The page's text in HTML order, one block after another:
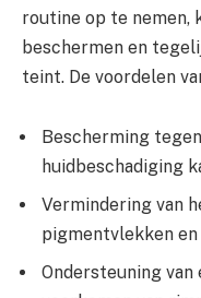
routine op te nemen,
beschermen en
teint. De voordelen
Bescherming
huidbeschadiging
Vermindering van
pigmentvlekken
Ondersteuning